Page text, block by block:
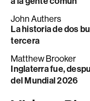
John Authers
La historia de dos
tercera
Matthew Brooker
Inglaterra fue,
del Mundial 2026